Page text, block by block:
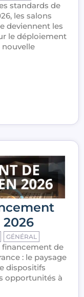
standards de
les salons
deviennent les
le déploiement
GÉNÉRAL
de
: le paysage
dispositifs
opportunités à